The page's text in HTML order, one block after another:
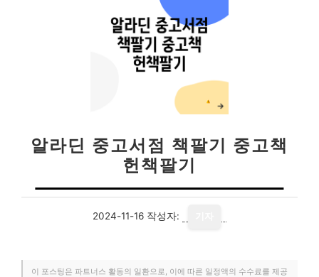
알라딘 중고서점 책팔기 중고책
헌책팔기
2024-11-16 작성자:
이 포스팅은 파트너스 활동의 일환으로, 이에 따른 일정액의 수수료를 제공